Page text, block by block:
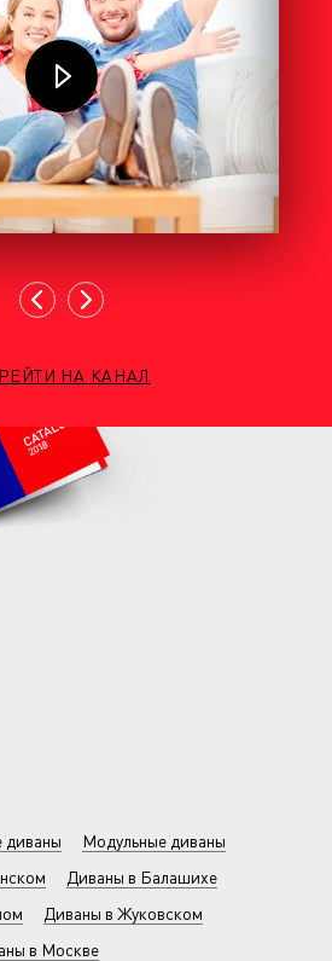
НА КАНАЛ
диваны
Модульные диваны
Диваны в Балашихе
Диваны в Жуковском
в Москве